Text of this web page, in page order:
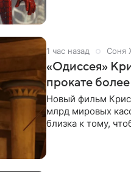
1 час назад Соня
«Одиссея»
прокате
Новый фильм
млрд мировых
близка к тому,